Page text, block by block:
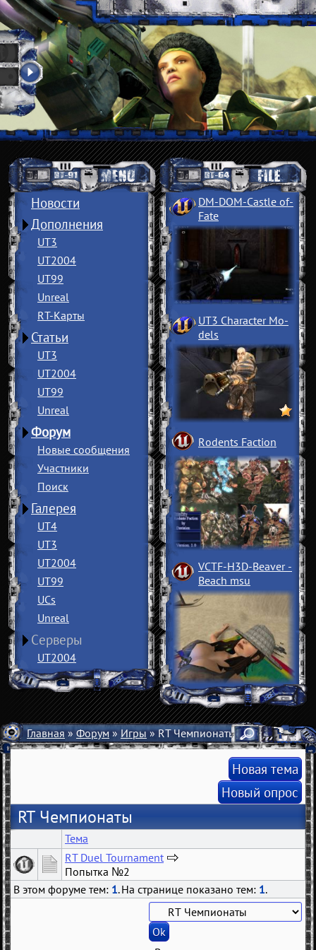
Новости
Дополнения
UT3
UT2004
UT99
Unreal
RT-Карты
Статьи
UT3
UT2004
UT99
Unreal
Форум
Новые сообщения
Участники
Поиск
Галерея
UT4
UT3
UT2004
UT99
UCs
Unreal
Серверы
UT2004
DM-DOM-Castle of­
Fate
UT3 Character Mo­
dels
Rodents Faction
VCTF-H3D-Beaver ­
Beach msu
Главная»Форум»Игры» RT Чемпионаты
Новая тема
Новый опрос
RT Чемпионаты
Тема
RT Duel Tournament …
20
Попытка №2
В этом форуме тем: 1. На странице показано тем: 1.